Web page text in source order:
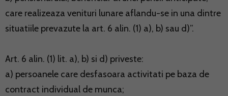
care realizeaza venituri lunare aflandu-se in una dintre
situatiile prevazute la art. 6 alin. (1) a), b) sau d)”.
Art. 6 alin. (1) lit. a), b) si d) priveste:
a) persoanele care desfasoara activitati pe baza de
contract individual de munca;